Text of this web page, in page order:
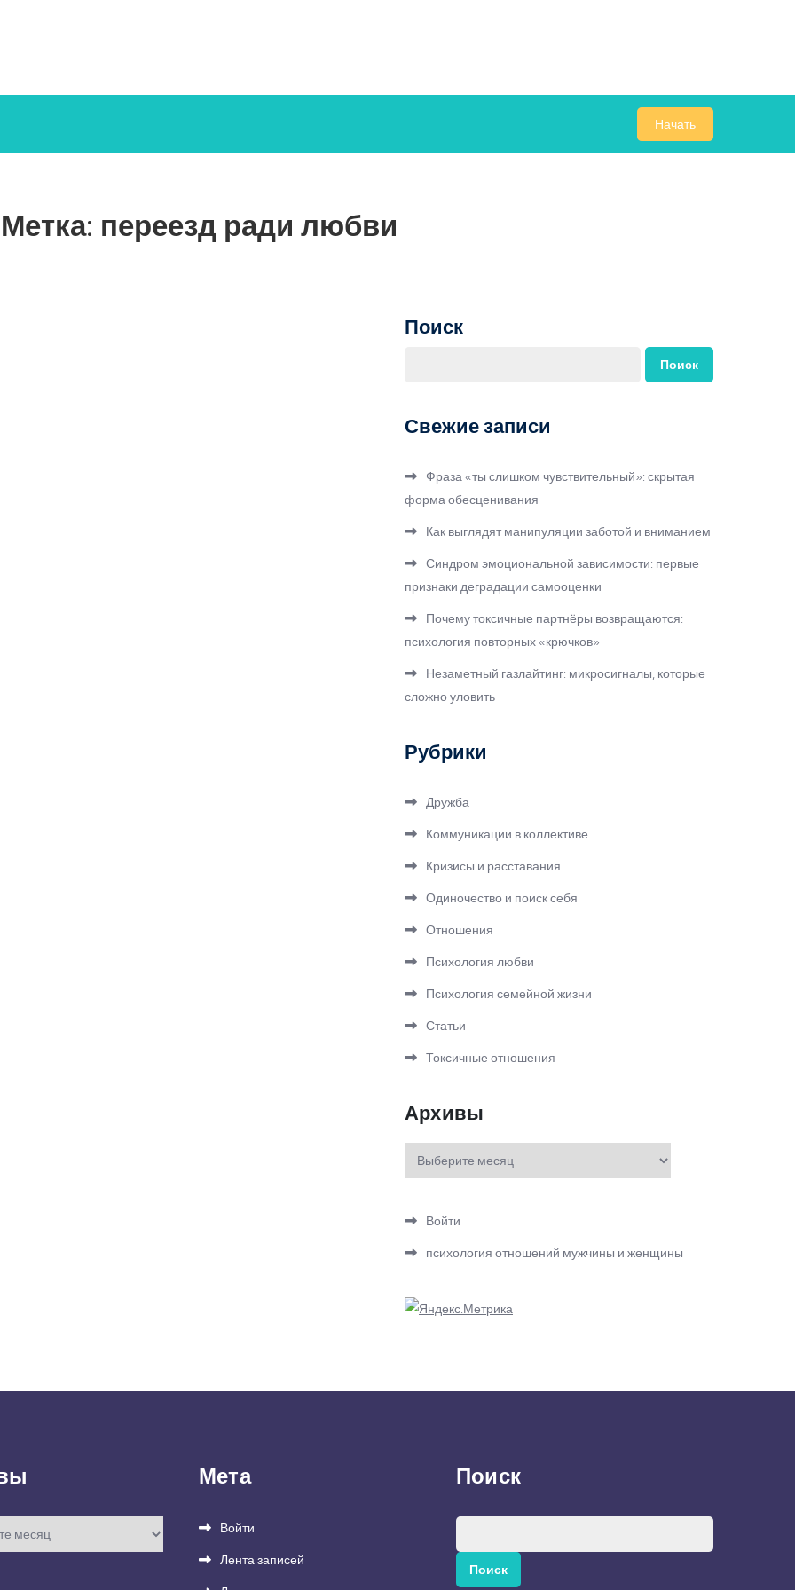
Начать
Метка: переезд ради любви
Поиск
Поиск
Свежие записи
Фраза «ты слишком чувствительный»: скрытая
форма обесценивания
Как выглядят манипуляции заботой и вниманием
Синдром эмоциональной зависимости: первые
признаки деградации самооценки
Почему токсичные партнёры возвращаются:
психология повторных «крючков»
Незаметный газлайтинг: микросигналы, которые
сложно уловить
Рубрики
Дружба
Коммуникации в коллективе
Кризисы и расставания
Одиночество и поиск себя
Отношения
Психология любви
Психология семейной жизни
Статьи
Токсичные отношения
Архивы
Архивы
Войти
психология отношений мужчины и женщины
Мета
Войти
Лента записей
Поиск